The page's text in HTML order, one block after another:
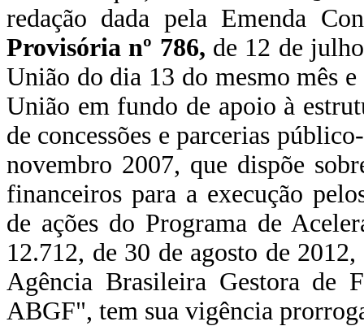
redação dada pela Emenda
Provisória nº 786, de 12 de
União do dia 13 do mesmo mês
União em fundo de apoio à
de concessões e parcerias
novembro 2007, que dispõe
financeiros para a execução
de ações do Programa de
12.712, de 30 de agosto de
Agência Brasileira Gestora de
ABGF", tem sua vigência